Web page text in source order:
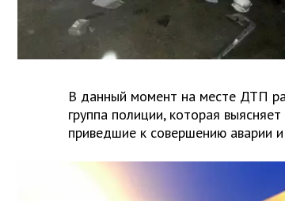
В данный момент на месте ДТП
группа полиции, которая
приведшие к совершению аварии